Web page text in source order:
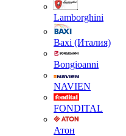
Lamborghini
Baxi (Италия)
Вongioanni
NAVIEN
FONDITAL
Атон